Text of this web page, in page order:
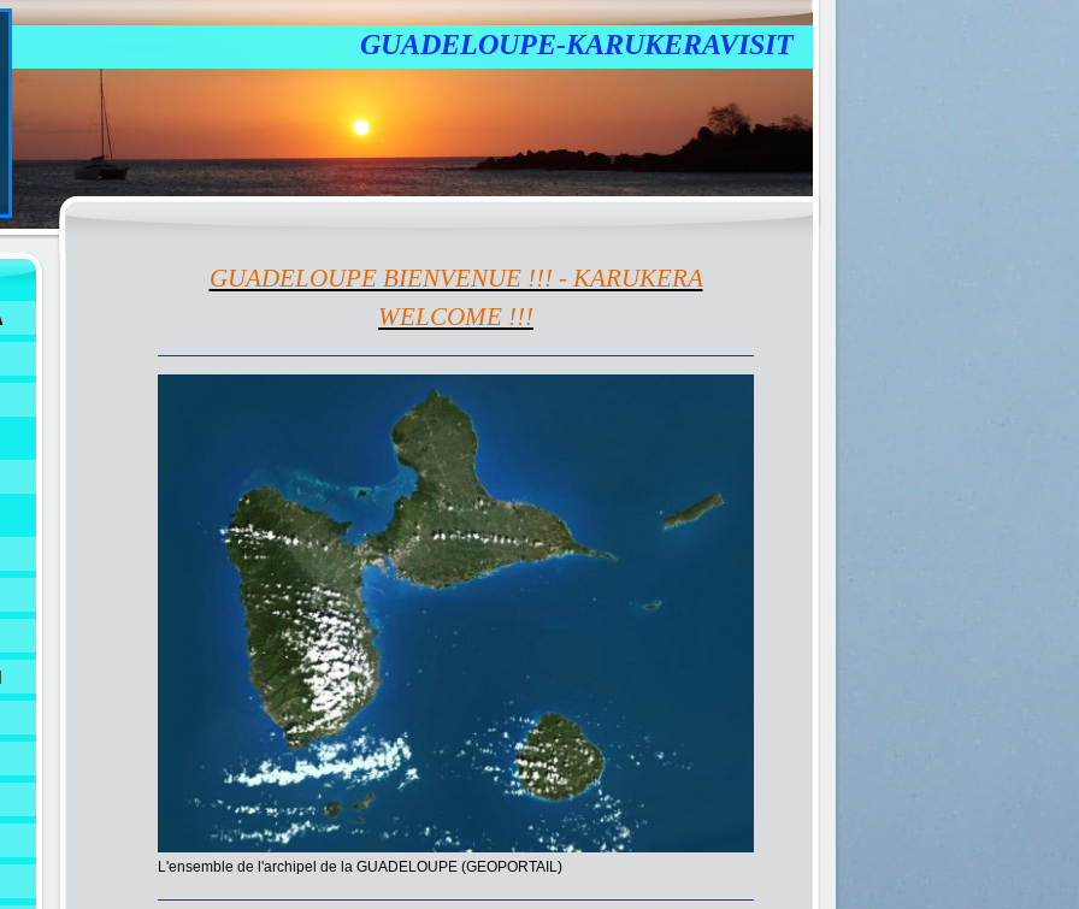
GUADELOUPE-KARUKERAVISIT
GUADELOUPE BIENVENUE !!! - KARUKERA
WELCOME !!!
L'ensemble de l'archipel de la GUADELOUPE (GEOPORTAIL)